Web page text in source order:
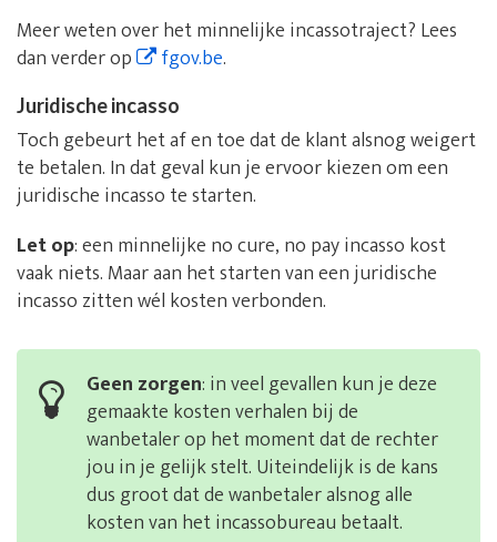
Meer weten over het minnelijke incassotraject? Lees
dan verder op
fgov.be.
Juridische incasso
Toch gebeurt het af en toe dat de klant alsnog weigert
te betalen. In dat geval kun je ervoor kiezen om een
juridische incasso te starten.
Let op: een minnelijke no cure, no pay incasso kost
vaak niets. Maar aan het starten van een juridische
incasso zitten wél kosten verbonden.
Geen zorgen: in veel gevallen kun je deze
gemaakte kosten verhalen bij de
wanbetaler op het moment dat de rechter
jou in je gelijk stelt. Uiteindelijk is de kans
dus groot dat de wanbetaler alsnog alle
kosten van het incassobureau betaalt.